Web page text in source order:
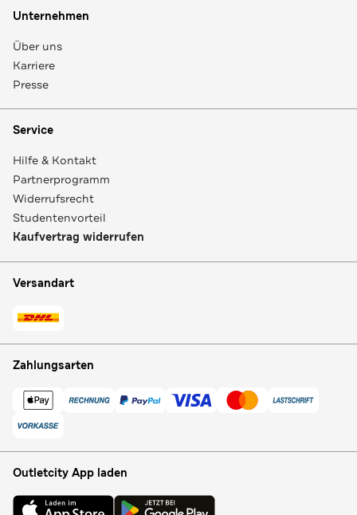
Unternehmen
Über uns
Karriere
Presse
Service
Hilfe & Kontakt
Partnerprogramm
Widerrufsrecht
Studentenvorteil
Kaufvertrag widerrufen
Versandart
Zahlungsarten
Outletcity App laden